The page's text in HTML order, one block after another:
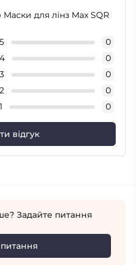
для лінз Max SQR
5
0
4
0
3
0
2
0
1
0
відгук
Задайте питання